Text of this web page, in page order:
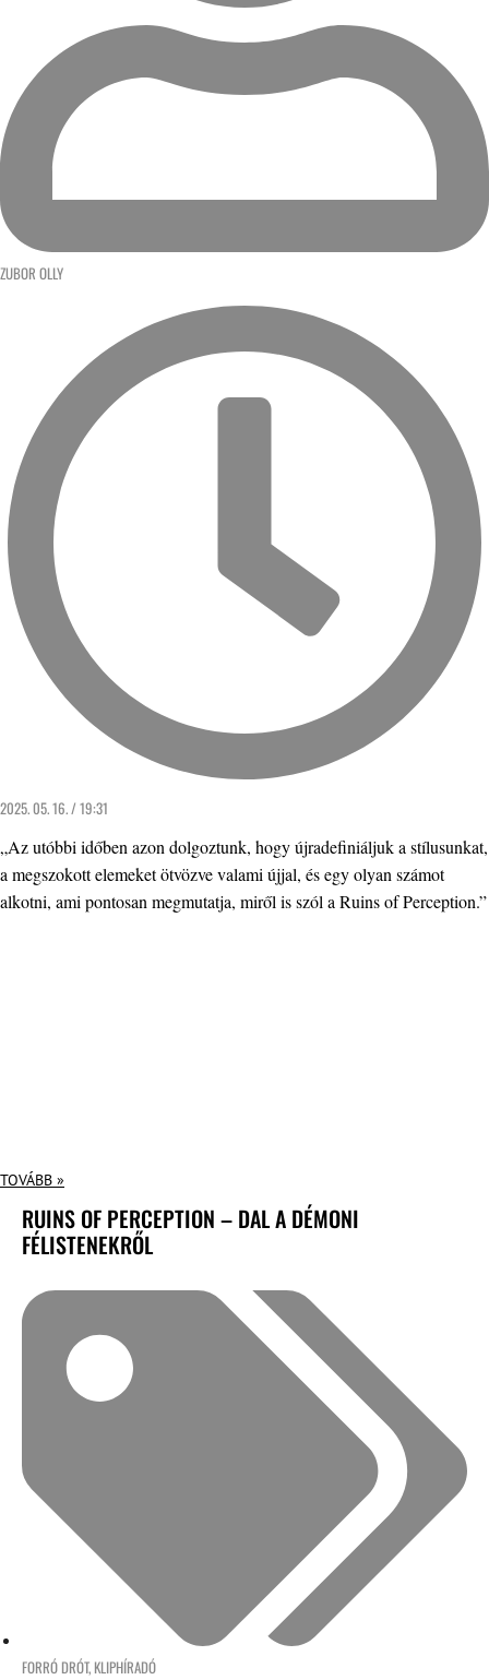
ZUBOR OLLY
2025. 05. 16. / 19:31
„Az utóbbi időben azon dolgoztunk, hogy újradefiniáljuk a stílusunkat,
a megszokott elemeket ötvözve valami újjal, és egy olyan számot
alkotni, ami pontosan megmutatja, miről is szól a Ruins of Perception.”
TOVÁBB »
RUINS OF PERCEPTION – DAL A DÉMONI
FÉLISTENEKRŐL
FORRÓ DRÓT, KLIPHÍRADÓ